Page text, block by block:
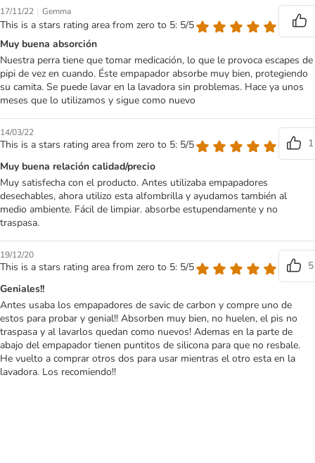
17/11/22 | Gemma
This is a stars rating area from zero to 5: 5/5
Muy buena absorción
Nuestra perra tiene que tomar medicación, lo que le provoca escapes de
pipi de vez en cuando. Éste empapador absorbe muy bien, protegiendo
su camita. Se puede lavar en la lavadora sin problemas. Hace ya unos
meses que lo utilizamos y sigue como nuevo
14/03/22
This is a stars rating area from zero to 5: 5/5
1
Muy buena relación calidad/precio
Muy satisfecha con el producto. Antes utilizaba empapadores
desechables, ahora utilizo esta alfombrilla y ayudamos también al
medio ambiente. Fácil de limpiar. absorbe estupendamente y no
traspasa.
19/12/20
This is a stars rating area from zero to 5: 5/5
5
Geniales!!
Antes usaba los empapadores de savic de carbon y compre uno de
estos para probar y genial!! Absorben muy bien, no huelen, el pis no
traspasa y al lavarlos quedan como nuevos! Ademas en la parte de
abajo del empapador tienen puntitos de silicona para que no resbale.
He vuelto a comprar otros dos para usar mientras el otro esta en la
lavadora. Los recomiendo!!